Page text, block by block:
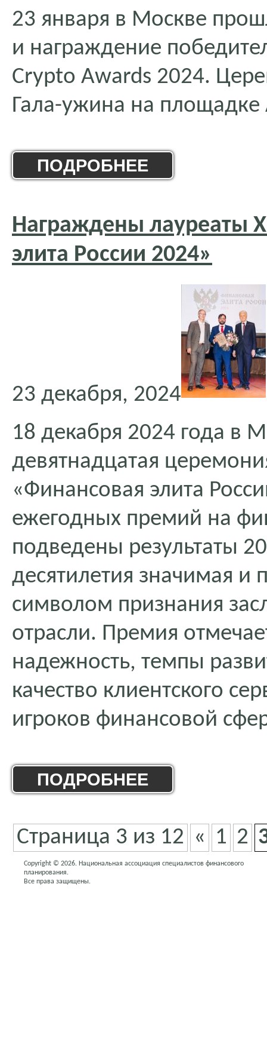
23 января в Москве
и награждение
Crypto Awards 2024.
Гала-ужина на
ПОДРОБНЕЕ
Награждены лауреаты
элита России 2024»
23 декабря, 2024
18 декабря 2024 года в
девятнадцатая
«Финансовая элита
ежегодных премий на
подведены результаты
десятилетия значимая и
символом признания
отрасли. Премия
надежность, темпы
качество клиентского
игроков финансовой
ПОДРОБНЕЕ
Страница 3 из 12 « 1 2
Copyright © 2026. Национальная ассоциация специалистов финансового
планирования.
Все права защищены.